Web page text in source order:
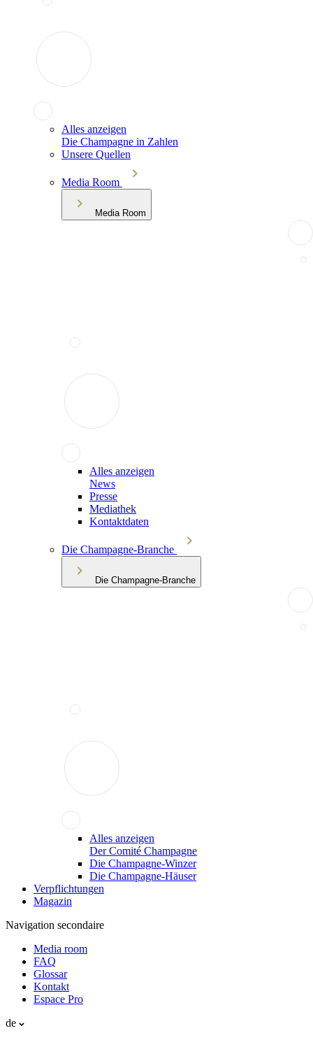
Alles anzeigen
Die Champagne in Zahlen
Unsere Quellen
Media Room
Media Room
Alles anzeigen
News
Presse
Mediathek
Kontaktdaten
Die Champagne-Branche
Die Champagne-Branche
Alles anzeigen
Der Comité Champagne
Die Champagne-Winzer
Die Champagne-Häuser
Verpflichtungen
Magazin
Navigation secondaire
Media room
FAQ
Glossar
Kontakt
Espace Pro
de